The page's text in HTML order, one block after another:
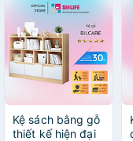
Kệ sách bằng gỗ
thiết kế hiện đại